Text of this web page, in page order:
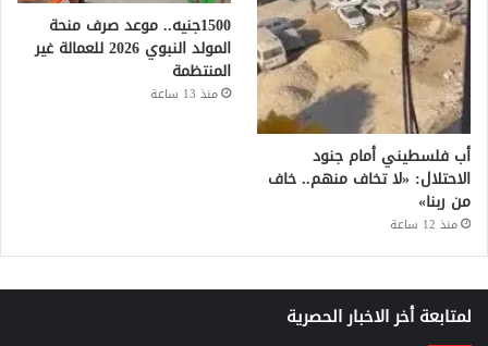
أب فلسطيني أمام جنود
الاحتلال: «لا تخاف منهم.. خاف
من ربنا»
منذ 12 ساعة
1500جنيه.. موعد صرف منحة
المولد النبوي 2026 للعمالة غير
المنتظمة
منذ 13 ساعة
لمتابعة أخر الاخبار الحصرية